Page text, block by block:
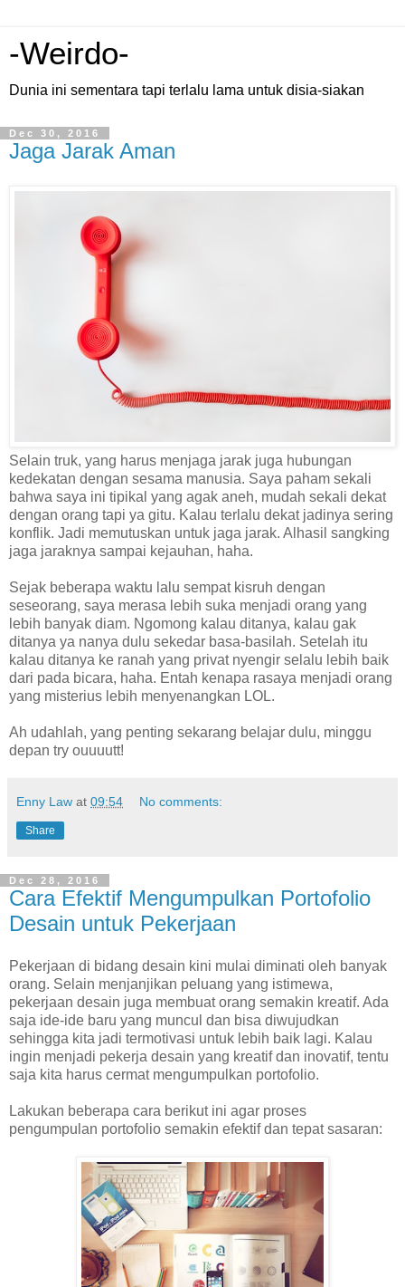
-Weirdo-
Dunia ini sementara tapi terlalu lama untuk disia-siakan
Dec 30, 2016
Jaga Jarak Aman
Selain truk, yang harus menjaga jarak juga hubungan
kedekatan dengan sesama manusia. Saya paham sekali
bahwa saya ini tipikal yang agak aneh, mudah sekali dekat
dengan orang tapi ya gitu. Kalau terlalu dekat jadinya sering
konflik. Jadi memutuskan untuk jaga jarak. Alhasil sangking
jaga jaraknya sampai kejauhan, haha.
Sejak beberapa waktu lalu sempat kisruh dengan
seseorang, saya merasa lebih suka menjadi orang yang
lebih banyak diam. Ngomong kalau ditanya, kalau gak
ditanya ya nanya dulu sekedar basa-basilah. Setelah itu
kalau ditanya ke ranah yang privat nyengir selalu lebih baik
dari pada bicara, haha. Entah kenapa rasaya menjadi orang
yang misterius lebih menyenangkan LOL.
Ah udahlah, yang penting sekarang belajar dulu, minggu
depan try ouuuutt!
Enny Law at 09:54 No comments:
Share
Dec 28, 2016
Cara Efektif Mengumpulkan Portofolio
Desain untuk Pekerjaan
Pekerjaan di bidang desain kini mulai diminati oleh banyak
orang. Selain menjanjikan peluang yang istimewa,
pekerjaan desain juga membuat orang semakin kreatif. Ada
saja ide-ide baru yang muncul dan bisa diwujudkan
sehingga kita jadi termotivasi untuk lebih baik lagi. Kalau
ingin menjadi pekerja desain yang kreatif dan inovatif, tentu
saja kita harus cermat mengumpulkan portofolio.
Lakukan beberapa cara berikut ini agar proses
pengumpulan portofolio semakin efektif dan tepat sasaran: